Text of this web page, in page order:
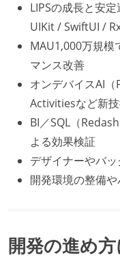
LIPSの成長と安
UIKit / SwiftUI /
MAU1,000万規模
マンス改善
オンデバイスAI
Activitiesなど新
BI／SQL（
よる効果検証
デザイナーやバ
開発環境の整備
開発の進め